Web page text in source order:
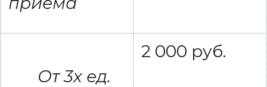
От 3х ед.
2 000 руб.